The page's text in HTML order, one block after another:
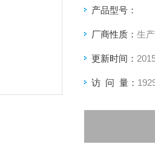
产品型号：
厂商性质： 生
更新时间：
访 问 量：